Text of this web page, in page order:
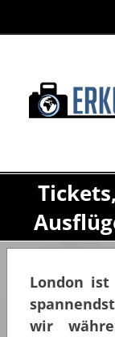
Inhalt
London
wir